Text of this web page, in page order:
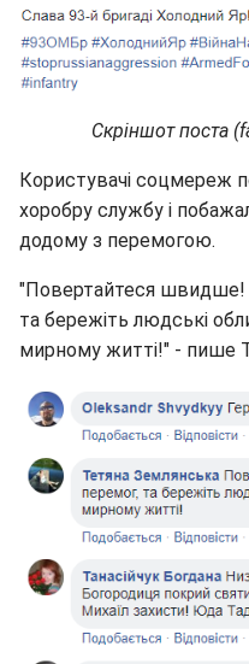
Скріншот поста
Користувачі соцмереж
хоробру службу і
додому з перемогою.
"Повертайтеся швидше!
та бережіть людські
мирному житті!" - пише